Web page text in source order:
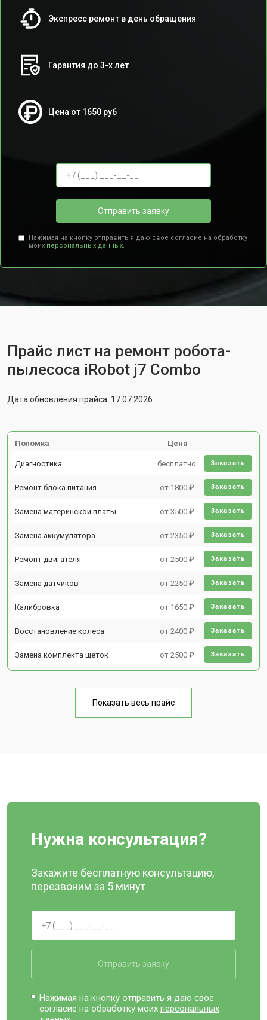
Экспресс ремонт в день обращения
Гарантия до 3-х лет
Цена от 1650 руб
Отправить заявку
Нажимая на кнопку отправить я даю свое согласие на обработку
моих персональных данных.
Прайс лист на ремонт робота-
пылесоса iRobot j7 Combo
Дата обновления прайса: 17.07.2026
Поломка Цена
Диагностика бесплатно Заказать
Ремонт блока питания от 1800 ₽ Заказать
Замена материнской платы от 3500 ₽ Заказать
Замена аккумулятора от 2350 ₽ Заказать
Ремонт двигателя от 2500 ₽ Заказать
Замена датчиков от 2250 ₽ Заказать
Калибровка от 1650 ₽ Заказать
Восстановление колеса от 2400 ₽ Заказать
Замена комплекта щеток от 2500 ₽ Заказать
Показать весь прайс
Нужна консультация?
Закажите бесплатную консультацию,
перезвоним за 5 минут
Отправить заявку
Нажимая на кнопку отправить я даю свое
согласие на обработку моихперсональных